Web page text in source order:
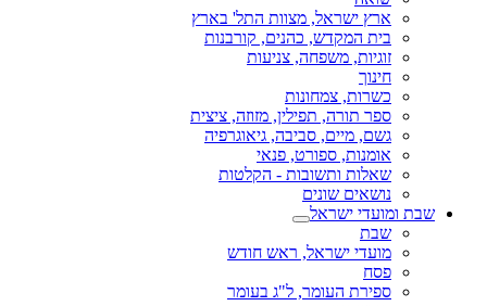
ארץ ישראל, מצוות התל' בארץ
בית המקדש, כהנים, קורבנות
זוגיות, משפחה, צניעות
חינוך
כשרות, צמחונות
ספר תורה, תפילין, מזוזה, ציצית
גשם, מיים, סביבה, גיאוגרפיה
אומנות, ספורט, פנאי
שאלות ותשובות - הקלטות
נושאים שונים
שבת ומועדי ישראל
שבת
מועדי ישראל, ראש חודש
פסח
ספירת העומר, ל"ג בעומר